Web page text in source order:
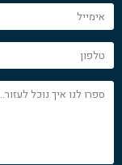
אימייל
טלפון
ספרו
לנו